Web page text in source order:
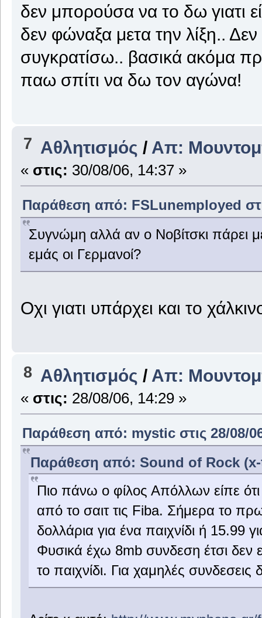
δεν μπορούσα να το δω γιατι
δεν φώναξα μετα την λίξη..
συγκρατίσω.. βασικά ακόμα
παω σπίτι να δω τον αγώνα!
7 Αθλητισμός / Απ:
« στις: 30/08/06, 14:37 »
Παράθεση από: FSLunemployed
Συγνώμη αλλά αν ο Νοβίτσκι πάρει
εμάς οι Γερμανοί?
Οχι γιατι υπάρχει και το
8 Αθλητισμός / Απ:
« στις: 28/08/06, 14:29 »
Παράθεση από: mystic στις 28/08/
Παράθεση από: Sound of Rock (x-
Πιο πάνω ο φίλος Απόλλων είπε
από το σαιτ τις Fiba. Σήμερα το
δολλάρια για ένα παιχνίδι ή 15.99
Φυσικά έχω 8mb συνδεση έτσι
το παιχνίδι. Για χαμηλές